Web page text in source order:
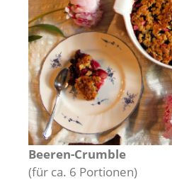
Beeren-Crumble
(für ca. 6 Portionen)